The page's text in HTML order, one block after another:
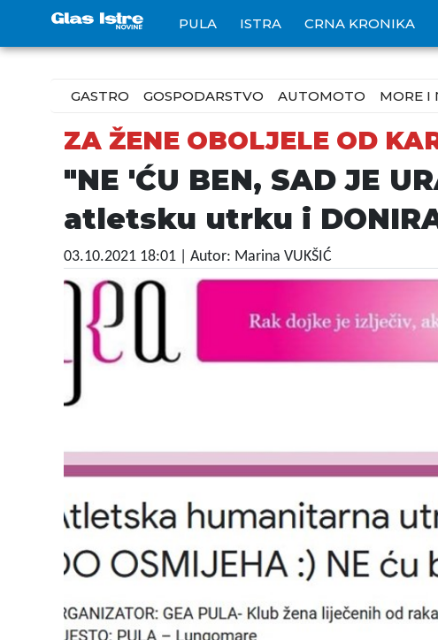
PULA ISTRA CRNA KRONIKA
GASTRO GOSPODARSTVO AUTOMOTO MORE I
ZA ŽENE OBOLJELE OD
"NE 'ĆU BEN, SAD JE
atletsku utrku i
03.10.2021 18:01 | Autor: Marina VUKŠIĆ